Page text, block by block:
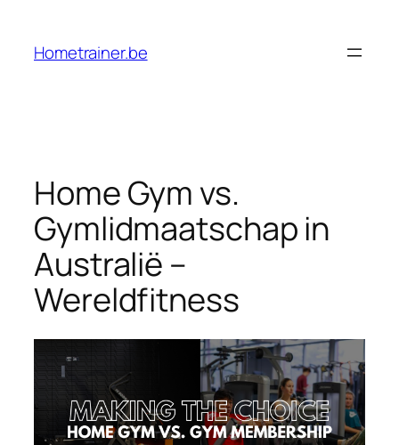
Hometrainer.be
Home Gym vs.
Gymlidmaatschap in
Australië –
Wereldfitness